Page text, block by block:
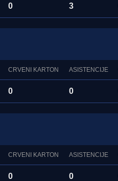
0 3
CRVENI KARTON ASISTENCIJE
0 0
CRVENI KARTON ASISTENCIJE
0 0